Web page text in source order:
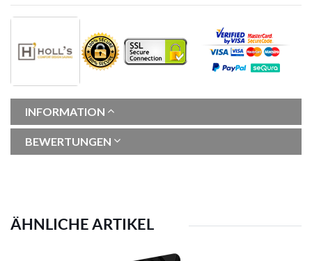
INFORMATION
BEWERTUNGEN
ÄHNLICHE ARTIKEL